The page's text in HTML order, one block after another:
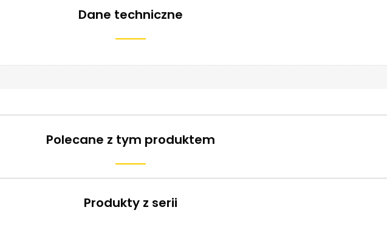
Dane techniczne
Polecane z tym produktem
Produkty z serii